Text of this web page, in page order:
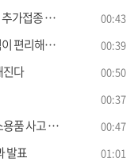
접종 실시 00:43
해집니다" 00:39
진다 00:50
00:37
위험 높아 00:47
발표 01:01